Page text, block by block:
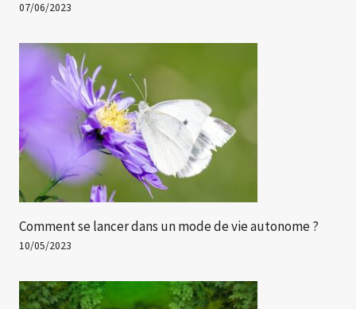
07/06/2023
Comment se lancer dans un mode de vie autonome ?
10/05/2023